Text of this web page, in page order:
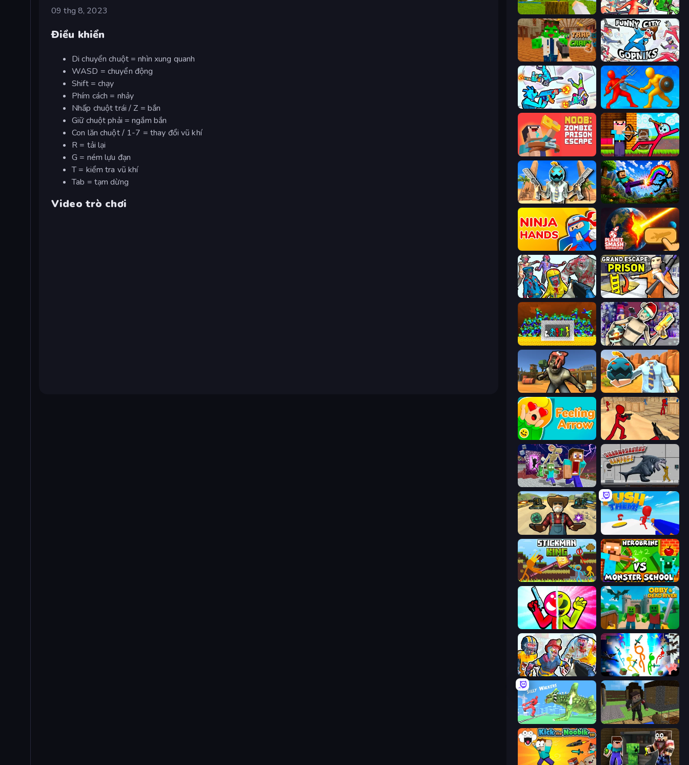
09 thg 8, 2023
Điều khiển
Di chuyển chuột = nhìn xung quanh
WASD = chuyển động
Shift = chạy
Phím cách = nhảy
Nhấp chuột trái / Z = bắn
Giữ chuột phải = ngắm bắn
Con lăn chuột / 1-7 = thay đổi vũ khí
R = tải lại
G = ném lựu đạn
T = kiểm tra vũ khí
Tab = tạm dừng
Video trò chơi
Mine Shooter 3D Funny Shooter 2
Trap Craft 2 Funny City: Gopniks
Gravity Arena Shooter Epic Sword Battle! Fight in Arena
Noob Archer vs Stickman Zombie
Serious Head Noob: Wall Crusher
Ninja Hands Planet Smash Destruction
Zombies Shooter Grand Escape: Prison
Stick Fighter vs Zombies Cyberpunk: Corporation
Zombie Arena Serious Head 2
Feeling Arrow Stickman Counter Terror Strike
Monster School Herobrine Siren Head Sharkosaurus Rampage
Guns and Magic
Stickman King Herobrine vs Monster School
Stickman Zombie vs Stickman Hero Obby & Dead River
Zombies Shooter: Part 2 Stickman Epic
Silly Walkers Block Pixel Gun Apocalypse 3